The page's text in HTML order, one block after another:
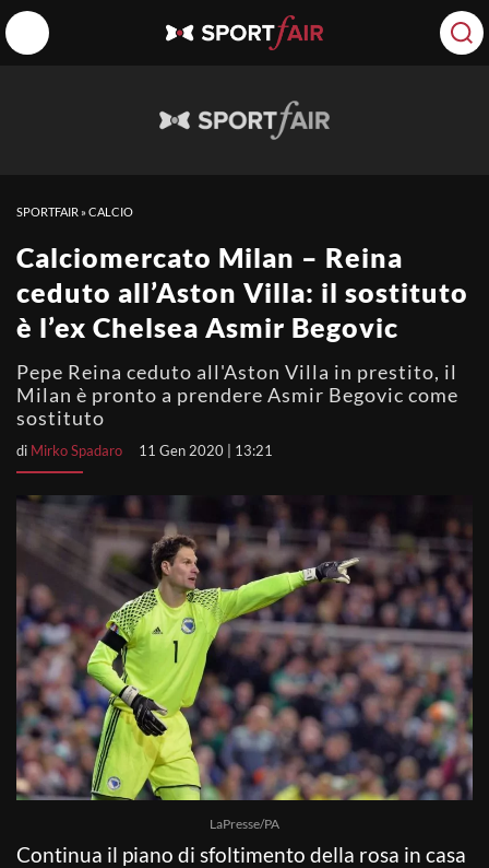
SPORTFAIR »CALCIO
Calciomercato Milan – Reina
ceduto all’Aston Villa: il sostituto
è l’ex Chelsea Asmir Begovic
Pepe Reina ceduto all'Aston Villa in prestito, il
Milan è pronto a prendere Asmir Begovic come
sostituto
di Mirko Spadaro 11 Gen 2020 | 13:21
LaPresse/PA
Continua il piano di sfoltimento della rosa in casa